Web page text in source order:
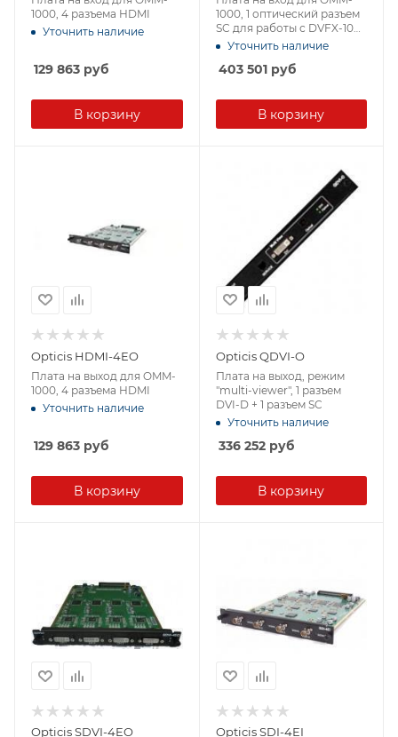
1000, 4 разъема HDMI
Уточнить наличие
129 863 руб
В корзину
1000, 1 оптический разъем
SC для работы с DVFX-100-
TRУточнить наличие
403 501руб
В корзину
Opticis HDMI-4EO
Плата на выход для OMM-
1000, 4 разъема HDMI
Уточнить наличие
129 863 руб
В корзину
Opticis QDVI-O
Плата на выход, режим
"multi-viewer", 1 разъем
DVI-D + 1 разъем SC
Уточнить наличие
336 252руб
В корзину
Opticis SDVI-4EO Opticis SDI-4EI